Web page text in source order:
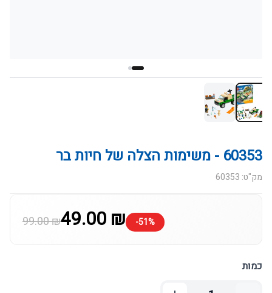
60353 - משימות הצלה של חיות בר
מק"ט: 60353
99.00 ₪49.00 ₪ -51%
כמות